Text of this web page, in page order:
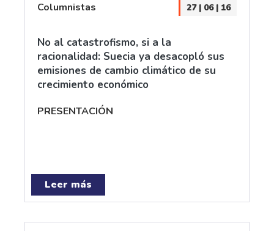
Columnistas 27 | 06 | 16
No al catastrofismo, si a la
racionalidad: Suecia ya desacopló sus
emisiones de cambio climático de su
crecimiento económico
PRESENTACIÓN
Leer más